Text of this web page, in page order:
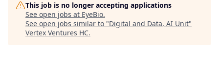
This job is no longer accepting applications
See open jobs at EyeBio.
See open jobs similar to "Digital and Data, AI Unit"
Vertex Ventures HC.